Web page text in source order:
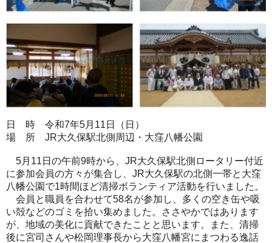
日 時 令和7年5月11日（日）
場 所 JR大久保駅北側周辺・大窪八幡公園
5月11日の午前9時から、JR大久保駅北側ロータリー付近
に参加会員の方々が集合し、JR大久保駅の北側一帯と大窪
八幡公園で1時間ほど清掃ボランティア活動を行いました。
会員と職員を合わせて58名が参加し、多くの空き缶や吸
い殻などのゴミを拾い集めました。ささやかではあります
が、地域の美化に貢献できたことと思います。また、清掃
後に宮司さんや松岡理事長から大窪八幡宮にまつわる逸話